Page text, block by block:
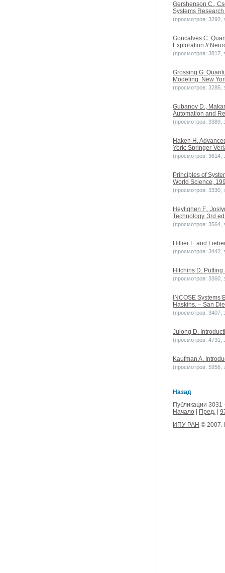
Gershenson C.,
Systems
(просмотров: 3292,
Goncalves C.
Exploration //
(просмотров: 3817,
Grossing G.
Modeling. New
(просмотров: 3285,
Gubanov D.,
Automation and
(просмотров: 3389,
Haken H.
York: Springer-
(просмотров: 3614,
Principles of
World Science,
(просмотров: 3330,
Heylighen F.,
Technology. 3rd
(просмотров: 3564,
Hillier F. and
(просмотров: 3442,
Hitchins D.
(просмотров: 3360,
INCOSE
Haskins. – San
(просмотров: 3407,
Julong D.
(просмотров: 4731,
Kaufman A.
(просмотров: 5956,
Назад
Публикации 3031
Начало
Пред.
ИПУ РАН © 2007.